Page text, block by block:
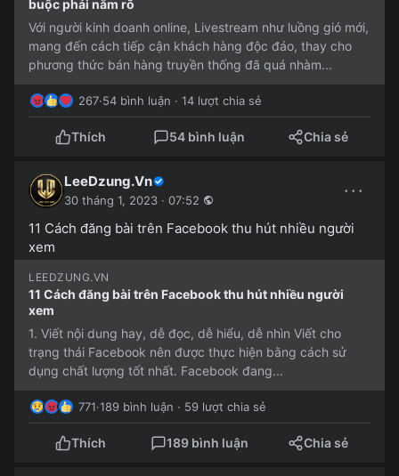
buộc phải nắm rõ
Với người kinh doanh online, Livestream như luồng gió mới,
mang đến cách tiếp cận khách hàng độc đáo, thay cho
phương thức bán hàng truyền thống đã quá nhàm...
267·54 bình luận · 14 lượt chia sẻ
Thích 54 bình luận Chia sẻ
LeeDzung.Vn
30 tháng 1, 2023 · 07:52 ···
11 Cách đăng bài trên Facebook thu hút nhiều người
xem
LEEDZUNG.VN
11 Cách đăng bài trên Facebook thu hút nhiều người
xem
1. Viết nội dung hay, dễ đọc, dễ hiểu, dễ nhìn Viết cho
trạng thái Facebook nên được thực hiện bằng cách sử
dụng chất lượng tốt nhất. Facebook đang...
771·189 bình luận · 59 lượt chia sẻ
Thích 189 bình luận Chia sẻ